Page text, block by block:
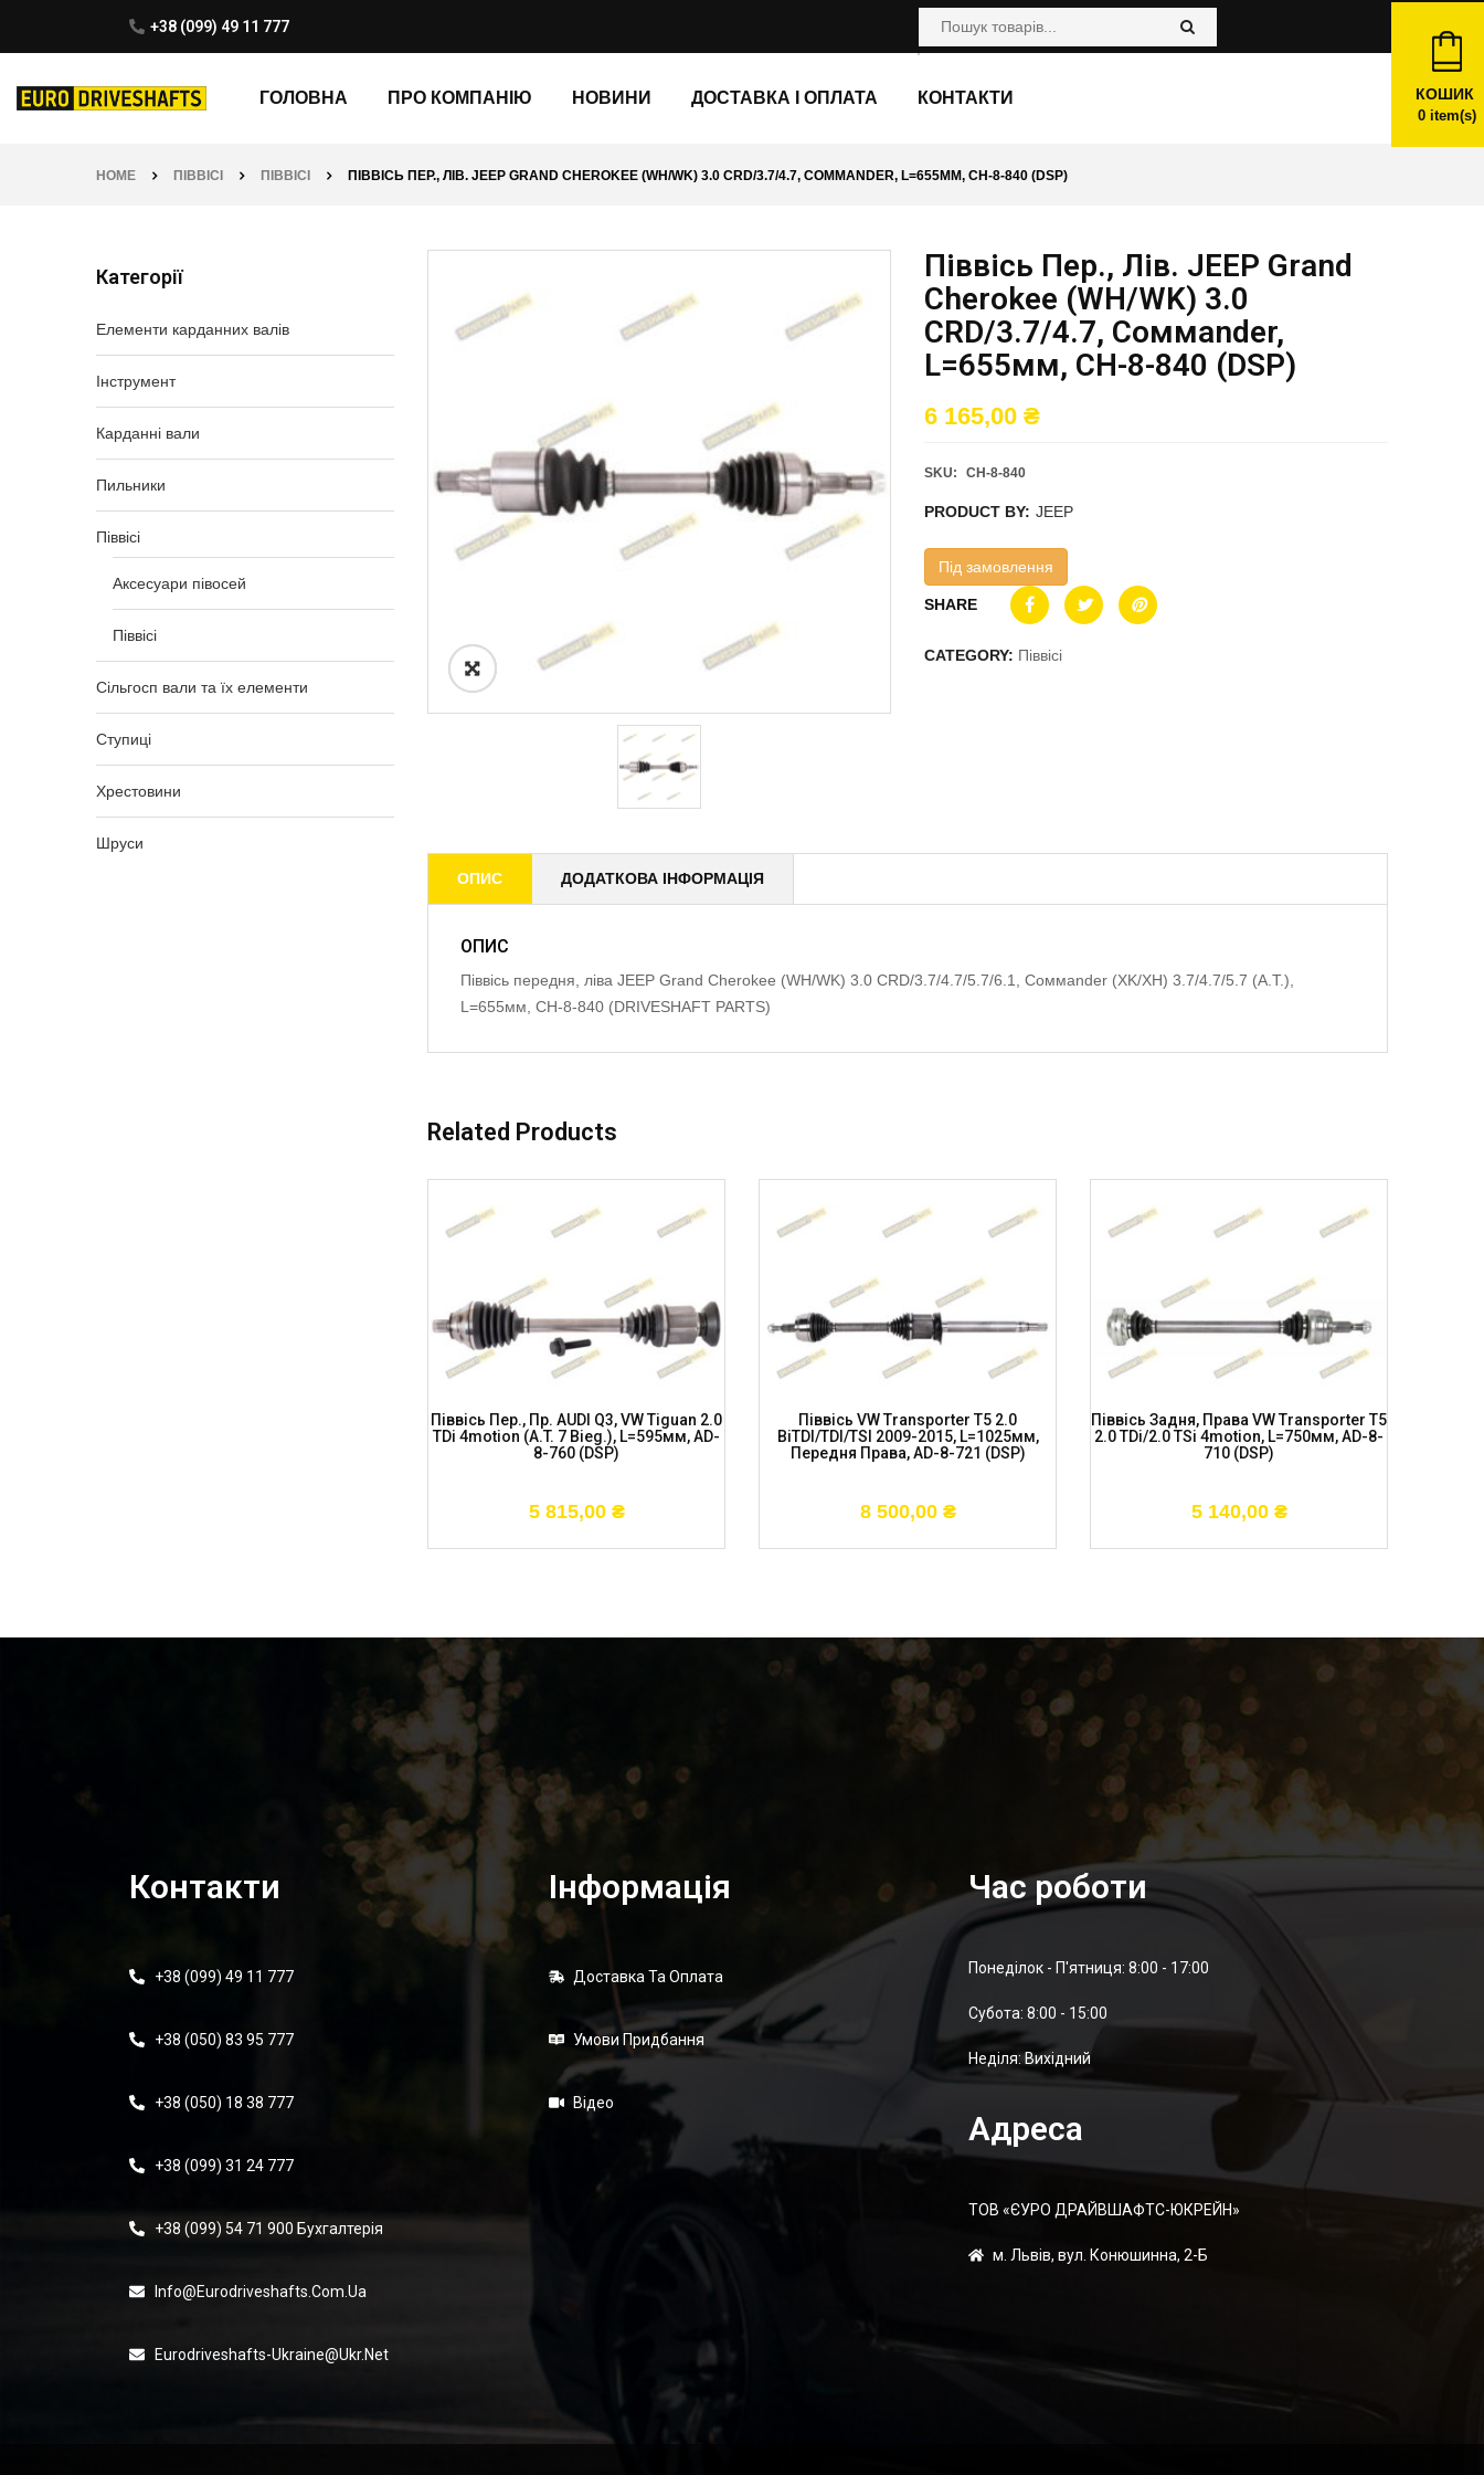
+38 (099) 49 11 777
ГОЛОВНА ПРО КОМПАНІЮ НОВИНИ ДОСТАВКА І ОПЛАТА КОНТАКТИ КОШИК
0item(s)
HOME ПІВВІСІ ПІВВІСІ ПІВВІСЬ ПЕР., ЛІВ. JEEP GRAND CHEROKEE (WH/WK) 3.0 CRD/3.7/4.7, COММANDER, L=655ММ, CH-8-840 (DSP)
Категорії
Елементи карданних валів
Інструмент
Карданні вали
Пильники
Піввісі
Аксесуари півосей
Піввісі
Сільгосп вали та їх елементи
Ступиці
Хрестовини
Шруси
Піввісь Пер., Лів. JEEP Grand
Cherokee (WH/WK) 3.0
CRD/3.7/4.7, Coммander,
L=655мм, CH-8-840 (DSP)
6 165,00 ₴
SKU: CH-8-840
PRODUCT BY: JEEP
Під замовлення
SHARE
CATEGORY: Піввісі
ОПИС ДОДАТКОВА ІНФОРМАЦІЯ
ОПИС
Піввісь передня, ліва JEEP Grand Cherokee (WH/WK) 3.0 CRD/3.7/4.7/5.7/6.1, Coммander (XK/XH) 3.7/4.7/5.7 (A.T.),
L=655мм, CH-8-840 (DRIVESHAFT PARTS)
Related Products
Піввісь Пер., Пр. AUDI Q3, VW Tiguan 2.0
TDi 4motion (A.T. 7 Bieg.), L=595мм, AD-
8-760 (DSP)
5 815,00 ₴
Піввісь VW Transporter T5 2.0
BiTDI/TDI/TSI 2009-2015, L=1025мм,
Передня Права, AD-8-721 (DSP)
8 500,00 ₴
Піввісь Задня, Права VW Transporter T5
2.0 TDi/2.0 TSi 4motion, L=750мм, AD-8-
710 (DSP)
5 140,00 ₴
Контакти
+38 (099) 49 11 777
+38 (050) 83 95 777
+38 (050) 18 38 777
+38 (099) 31 24 777
+38 (099) 54 71 900 Бухгалтерія
Info@eurodriveshafts.com.ua
Eurodriveshafts-Ukraine@ukr.net
Інформація
Доставка Та Оплата
Умови Придбання
Відео
Час роботи
Понеділок - П'ятниця: 8:00 - 17:00
Суботa: 8:00 - 15:00
Неділя: Вихідний
Адреса
ТОВ «ЄУРО ДРАЙВШАФТC-ЮКРЕЙН»
м. Львів, вул. Конюшинна, 2-Б